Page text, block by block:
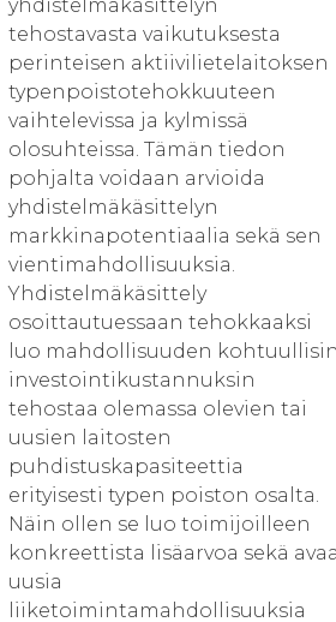
yhdistelmäkäsittelyn
tehostavasta vaikutuksesta
perinteisen aktiivilietelaitoksen
typenpoistotehokkuuteen
vaihtelevissa ja kylmissä
olosuhteissa. Tämän tiedon
pohjalta voidaan arvioida
yhdistelmäkäsittelyn
markkinapotentiaalia sekä sen
vientimahdollisuuksia.
Yhdistelmäkäsittely
osoittautuessaan tehokkaaksi
luo mahdollisuuden
investointikustannuksin
tehostaa olemassa olevien tai
uusien laitosten
puhdistuskapasiteettia
erityisesti typen poiston osalta.
Näin ollen se luo toimijoilleen
konkreettista lisäarvoa sekä
uusia
liiketoimintamahdollisuuksia